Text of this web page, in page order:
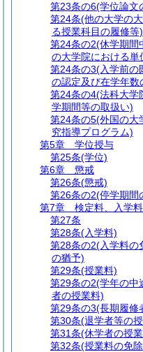
第23条の6(学位論文
第24条(他の大学の
る授業科目の履修等)
第24条の2(休学期間
の大学院における単
第24条の3(入学前の
の認定及び在学年数
第24条の4(法科大学
学期間等の取扱い)
第24条の5(外国の大
究指導プログラム)
第5章
学位授与
第25条(学位)
第6章
懲戒
第26条(懲戒)
第26条の2(停学期間
第7章
検定料、入学
第27条
第28条(入学料)
第28条の2(入学料の
の猶予)
第29条(授業料)
第29条の2(学年の中
者の授業料)
第29条の3(長期履修
第30条(退学者等の
第31条(休学者の授
第32条(授業料の免